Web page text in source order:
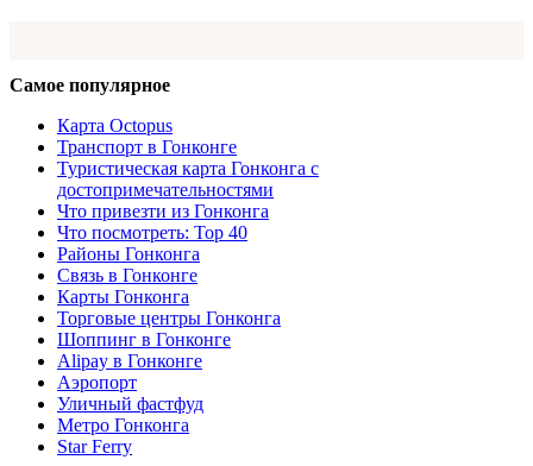
Самое популярное
Карта Octopus
Транспорт в Гонконге
Туристическая карта Гонконга с
достопримечательностями
Что привезти из Гонконга
Что посмотреть: Top 40
Районы Гонконга
Связь в Гонконге
Карты Гонконга
Торговые центры Гонконга
Шоппинг в Гонконге
Alipay в Гонконге
Аэропорт
Уличный фастфуд
Метро Гонконга
Star Ferry